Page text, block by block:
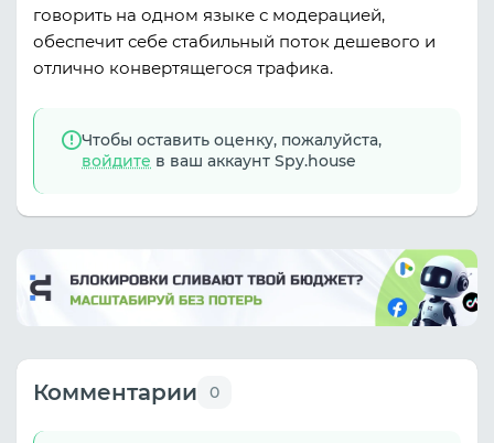
говорить на одном языке с модерацией,
обеспечит себе стабильный поток дешевого и
отлично конвертящегося трафика.
Чтобы оставить оценку, пожалуйста,
войдите в ваш аккаунт Spy.house
Комментарии 0